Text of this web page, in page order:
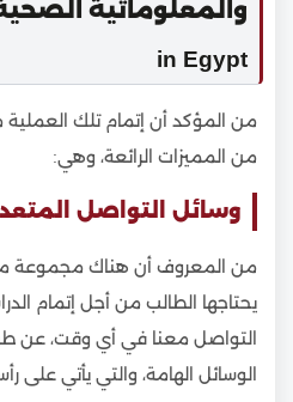
in Egypt
من المؤكد أن إتمام تلك العملية
من المميزات الرائعة، وهي:
وسائل التواصل
من المعروف أن هناك مجموعة
يحتاجها الطالب من أجل إتمام
التواصل معنا في أي وقت، عن
الوسائل الهامة، والتي يأتي على